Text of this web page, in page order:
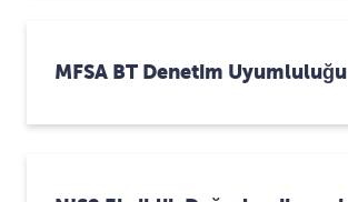
MFSA BT Denetim Uyumluluğu